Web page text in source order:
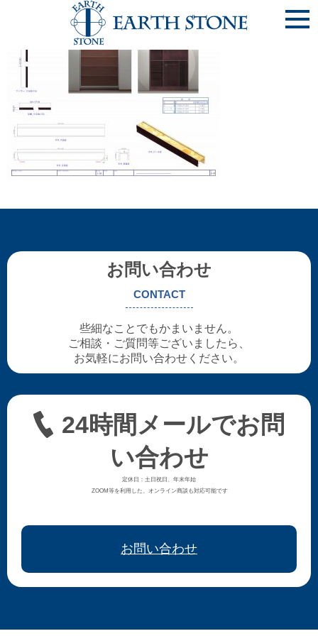
《神戸市東灘区 N様邸》[3]ﾘﾋﾞﾝｸﾞ_物入収納_ページ_6
お問い合わせ
CONTACT
些細なことでもかまいません。
ご相談・ご質問等ございましたら、
お気軽にお問い合わせください。
24時間メールでお問
い合わせ
定休日：土日祝日、年末年始
ZOOM等を利用した、オンライン商談も対応可能です
お問い合わせ